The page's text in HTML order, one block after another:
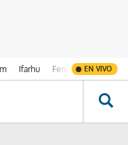
Ifarhu Fenómeno de El
EN VIVO